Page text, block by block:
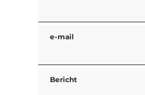
e-mail
Bericht